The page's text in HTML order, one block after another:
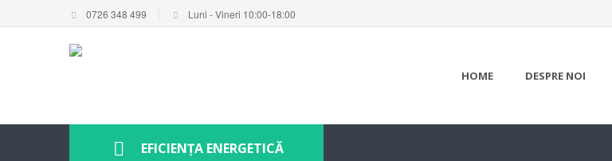
0726 348 499 Luni - Vineri 10:00-18:00
HOME DESPRE NOI
EFICIENȚA ENERGETICĂ